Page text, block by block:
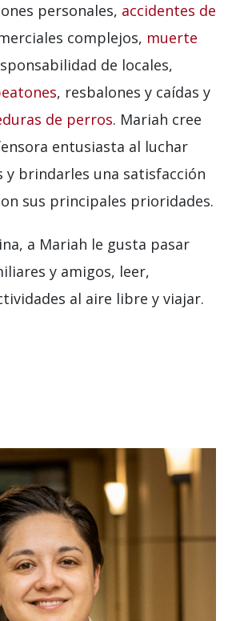
personales, accidentes de
complejos, muerte
de locales,
, resbalones y caídas y
de perros. Mariah cree
entusiasta al luchar
y brindarles una satisfacción
sus principales prioridades.
a Mariah le gusta pasar
y amigos, leer,
al aire libre y viajar.